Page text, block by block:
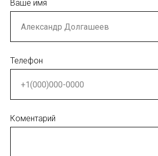
Ваше имя
Телефон
Коментарий